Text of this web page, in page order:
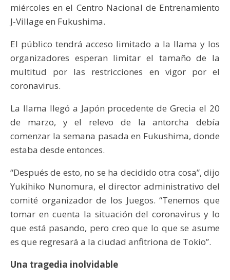
miércoles en el Centro Nacional de Entrenamiento
J-Village en Fukushima.
El público tendrá acceso limitado a la llama y los
organizadores esperan limitar el tamaño de la
multitud por las restricciones en vigor por el
coronavirus.
La llama llegó a Japón procedente de Grecia el 20
de marzo, y el relevo de la antorcha debía
comenzar la semana pasada en Fukushima, donde
estaba desde entonces.
“Después de esto, no se ha decidido otra cosa”, dijo
Yukihiko Nunomura, el director administrativo del
comité organizador de los Juegos. “Tenemos que
tomar en cuenta la situación del coronavirus y lo
que está pasando, pero creo que lo que se asume
es que regresará a la ciudad anfitriona de Tokio”.
Una tragedia inolvidable